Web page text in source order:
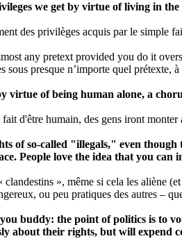
we get by virtue of living in
des privilèges acquis par le
any pretext provided you do it
presque n’importe quel prétexte,
of being human alone, a
d'être humain, des gens iront
of so-called "illegals," even
People love the idea that you
», même si cela les aliène
ou peu pratiques des autres –
buddy: the point of politics is to
about their rights, but will